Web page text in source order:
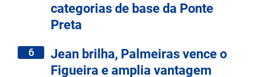
categorias de base da Ponte
Preta
6
Jean brilha, Palmeiras vence o
Figueira e amplia vantagem